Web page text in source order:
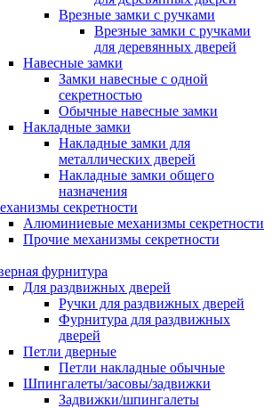
Врезные замки с ручками
Врезные замки с ручками
для деревянных дверей
Навесные замки
Замки навесные с одной
секретностью
Обычные навесные замки
Накладные замки
Накладные замки для
металлических дверей
Накладные замки общего
назначения
секретности
Алюминиевые механизмы секретности
Прочие механизмы секретности
фурнитура
Для раздвижных дверей
Ручки для раздвижных дверей
Фурнитура для раздвижных
дверей
Петли дверные
Петли накладные обычные
Шпингалеты/засовы/задвижки
Задвижки/шпингалеты